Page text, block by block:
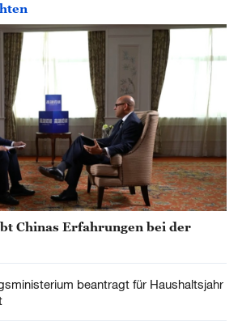
Chinas Erfahrungen bei der
beantragt für Haushaltsjahr